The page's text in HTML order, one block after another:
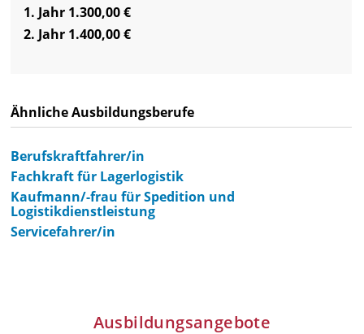
1. Jahr 1.300,00 €
2. Jahr 1.400,00 €
Ähnliche Ausbildungsberufe
Berufskraftfahrer/in
Fachkraft für Lagerlogistik
Kaufmann/-frau für Spedition und
Logistikdienstleistung
Servicefahrer/in
Ausbildungsangebote